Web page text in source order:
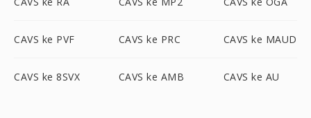
CAVS ke PVF CAVS ke PRC CAVS ke MAUD
CAVS ke 8SVX CAVS ke AMB CAVS ke AU